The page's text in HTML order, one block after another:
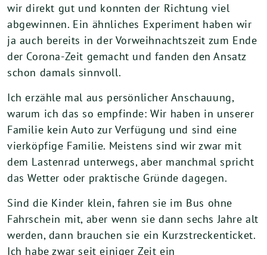
wir direkt gut und konnten der Richtung viel
abgewinnen. Ein ähnliches Experiment haben wir
ja auch bereits in der Vorweihnachtszeit zum Ende
der Corona-Zeit gemacht und fanden den Ansatz
schon damals sinnvoll.
Ich erzähle mal aus persönlicher Anschauung,
warum ich das so empfinde: Wir haben in unserer
Familie kein Auto zur Verfügung und sind eine
vierköpfige Familie. Meistens sind wir zwar mit
dem Lastenrad unterwegs, aber manchmal spricht
das Wetter oder praktische Gründe dagegen.
Sind die Kinder klein, fahren sie im Bus ohne
Fahrschein mit, aber wenn sie dann sechs Jahre alt
werden, dann brauchen sie ein Kurzstreckenticket.
Ich habe zwar seit einiger Zeit ein